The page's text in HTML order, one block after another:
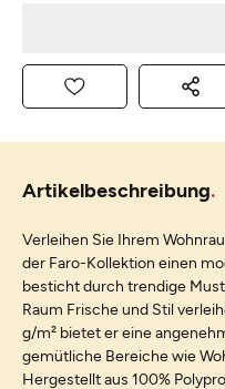
Artikelbeschreibung
Verleihen Sie Ihrem
der Faro-Kollektion einen
besticht durch trendige
Raum Frische und Stil
g/m² bietet er eine
gemütliche Bereiche wie
Hergestellt aus 100%